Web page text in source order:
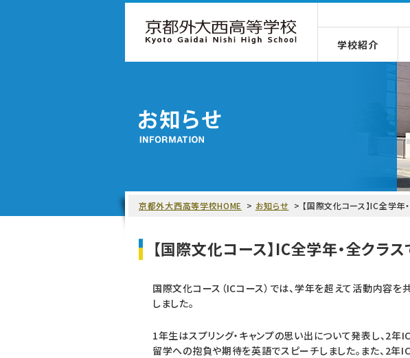
学校紹介
京都外大西高等学校HOME お知らせ 【国際文化コース】IC全学年
【国際文化コース】IC全学年・全クラ
国際文化コース（ICコース）では、学年を超えて活動内容を
しました。
1年生はスプリング・キャンプの思い出について発表し、2
留学への抱負や期待を英語でスピーチしました。また、2